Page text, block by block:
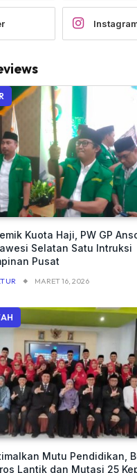
Kuota Haji, PW GP
Selatan Satu Intruksi
Pusat
MARET 16, 2026
Mutu Pendidikan,
Lantik dan Mutasi 25